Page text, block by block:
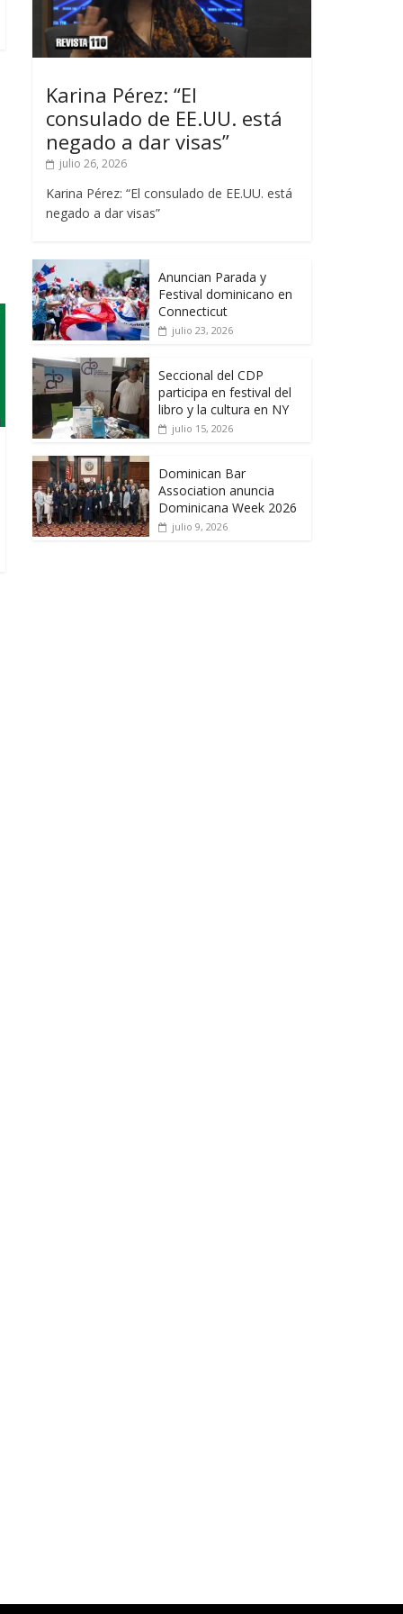
Karina Pérez: “El
consulado de EE.UU. está
negado a dar visas”
julio 26, 2026
Karina Pérez: “El consulado de EE.UU. está
negado a dar visas”
Anuncian Parada y
Festival dominicano en
Connecticut
julio 23, 2026
Seccional del CDP
participa en festival del
libro y la cultura en NY
julio 15, 2026
Dominican Bar
Association anuncia
Dominicana Week 2026
julio 9, 2026